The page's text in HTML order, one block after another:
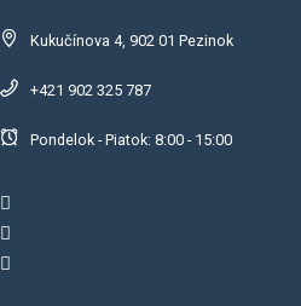
Kukučínova 4, 902 01 Pezinok
+421 902 325 787
Pondelok - Piatok: 8:00 - 15:00